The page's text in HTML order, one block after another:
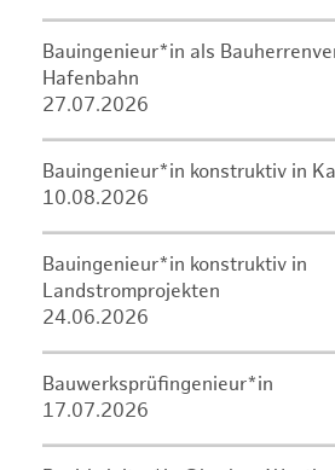
Bauingenieur*in als
Hafenbahn
27.07.2026
Bauingenieur*in konstruktiv in
10.08.2026
Bauingenieur*in konstruktiv in
Landstromprojekten
24.06.2026
Bauwerksprüfingenieur*in
17.07.2026